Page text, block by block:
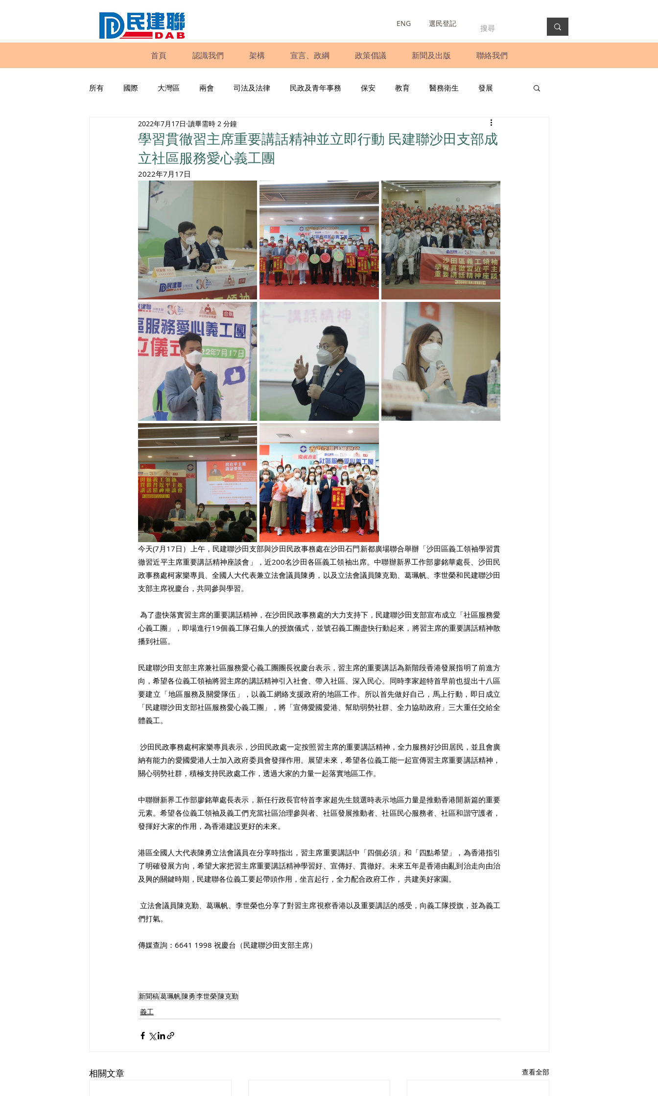
ENG 選民登記
首頁 認識我們 架構 宣言、政綱 政策倡議 新聞及出版 聯絡我們
所有 國際 大灣區 兩會 司法及法律 民政及青年事務 保安 教育 醫務衛生 發展
工商專業 家庭 圓桌會議
民建聯報告及建議書 調查
議會監察
學習貫徹習主席重要講話精神並立即⾏動 ⺠建聯沙⽥⽀部成
立社區服務愛⼼義⼯團
2022年7月17日 讀畢需時 2 分鐘
2022年7⽉17⽇
今天(7⽉17⽇）上午，⺠建聯沙⽥⽀部與沙⽥⺠政事務處在沙⽥⽯⾨新都廣場聯合舉辦「沙⽥區義⼯領袖學習貫
徹習近平主席重要講話精神座談會」，近200名沙⽥各區義⼯領袖出席。中聯辦新界⼯作部廖銘華處長、沙⽥⺠
政事務處柯家樂專員、全國⼈⼤代表兼立法會議員陳勇，以及立法會議員陳克勤、葛珮帆、李世榮和⺠建聯沙⽥
⽀部主席祝慶台，共同參與學習。
為了盡快落實習主席的重要講話精神，在沙⽥⺠政事務處的⼤⼒⽀持下，⺠建聯沙⽥⽀部宣布成立「社區服務愛
⼼義⼯團」，即場進⾏19個義⼯隊召集⼈的授旗儀式，並號召義⼯團盡快⾏動起來，將習主席的重要講話精神散
播到社區。
⺠建聯沙⽥⽀部主席兼社區服務愛⼼義⼯團團長祝慶台表示，習主席的重要講話為新階段香港發展指明了前進⽅
向，希望各位義⼯領袖將習主席的講話精神引入社會、帶入社區、深入⺠⼼。同時李家超特⾸早前也提出⼗⼋區
要建立「地區服務及關愛隊伍」，以義⼯網絡⽀援政府的地區⼯作。所以⾸先做好⾃⼰，⾺上⾏動，即⽇成立
「⺠建聯沙⽥⽀部社區服務愛⼼義⼯團」，將「宣傳愛國愛港、幫助弱勢社群、全⼒協助政府」三⼤重任交給全
體義⼯。
沙⽥⺠政事務處柯家樂專員表示，沙⽥⺠政處⼀定按照習主席的重要講話精神，全⼒服務好沙⽥居⺠，並且會廣
納有能⼒的愛國愛港⼈⼠加入政府委員會發揮作⽤。展望未來，希望各位義⼯能⼀起宣傳習主席重要講話精神，
關⼼弱勢社群，積極⽀持⺠政處⼯作，透過⼤家的⼒量⼀起落實地區⼯作。
中聯辦新界⼯作部廖銘華處長表示，新任⾏政長官特⾸李家超先⽣競選時表示地區⼒量是推動香港開新篇的重要
元素。希望各位義⼯領袖及義⼯們充當社區治理參與者、社區發展推動者、社區⺠⼼服務者、社區和諧守護者，
發揮好⼤家的作⽤，為香港建設更好的未來。
港區全國⼈⼤代表陳勇立法會議員在分享時指出，習主席重要講話中「四個必須」和「四點希望」，為香港指引
了明確發展⽅向，希望⼤家把習主席重要講話精神學習好、宣傳好、貫徹好。未來五年是香港由亂到治走向由治
及興的關鍵時期，⺠建聯各位義⼯要起帶頭作⽤，坐⾔起⾏，全⼒配合政府⼯作， 共建美好家園。
們打氣。
傳媒查詢：6641 1998 祝慶台（⺠建聯沙⽥⽀部主席）
新聞稿葛珮帆陳勇李世榮陳克勤
義工
相關文章 查看全部